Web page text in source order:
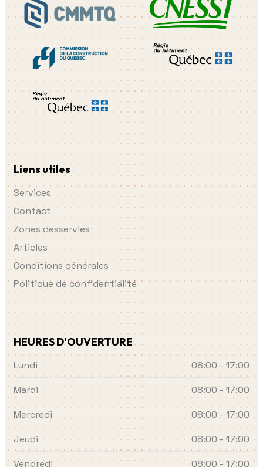
Liens utiles
Services
Contact
Zones desservies
Articles
Conditions générales
Politique de confidentialité
HEURES D'OUVERTURE
Lundi
08:00 - 17:00
Mardi
08:00 - 17:00
Mercredi
08:00 - 17:00
Jeudi
08:00 - 17:00
Vendredi
08:00 - 17:00